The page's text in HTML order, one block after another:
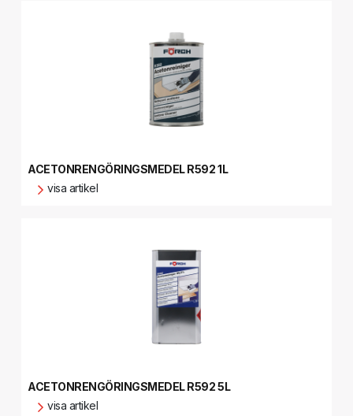
ACETONRENGÖRINGSMEDEL R592 1L
visa artikel
ACETONRENGÖRINGSMEDEL R592 5L
visa artikel